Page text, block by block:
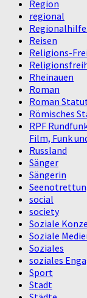
Region
regional
Reisen
Religions-
Rheinauen
Roman
Roman
Römisches
RPF
Film, Funk
Russland
Sänger
Sängerin
social
society
Soziale
Soziale
Soziales
soziales
Sport
Stadt